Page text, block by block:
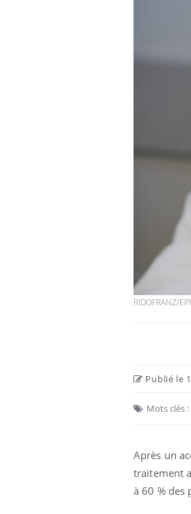
RIDOFRANZ/
Publié le
Mots clés :
Après un
traitement
à 60 % des